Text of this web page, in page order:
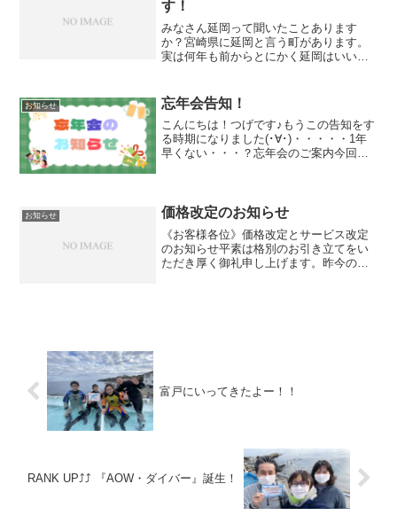
す！
みなさん延岡って聞いたことあります
か？宮崎県に延岡と言う町があります。
実は何年も前からとにかく延岡はいいよ
企画せねばっともんもんとしていたとこ
ろ海はもちろんのこと、みな...
お知らせ 忘年会告知！
こんにちは！つげです♪もうこの告知をす
る時期になりました(･∀･)・・・・・1年
早くない・・・？忘年会のご案内今回は2
予定会...
お知らせ 価格改定のお知らせ
《お客様各位》価格改定とサービス改定
のお知らせ平素は格別のお引き立てをい
ただき厚く御礼申し上げます。昨今の原
富戸にいってきたよー！！
RANK UP⤴⤴ 『AOW・ダイバー』誕生！